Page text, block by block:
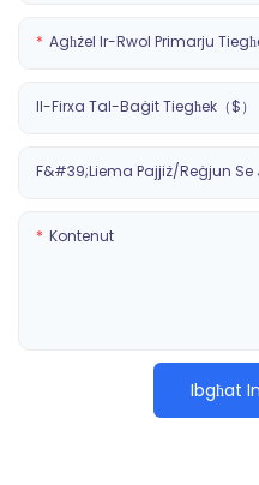
Agħżel Ir-Rwol Primarju
Il-Firxa Tal-Baġit Tiegħek（$）
F&#39;liema Pajjiż/reġjun
Kontenut
Ibgħat